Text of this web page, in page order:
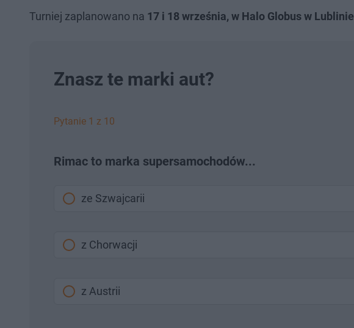
Turniej zaplanowano na 17 i 18 września, w Halo Globus w Lublinie
Znasz te marki aut?
Pytanie 1 z 10
Rimac to marka supersamochodów...
ze Szwajcarii
z Chorwacji
z Austrii